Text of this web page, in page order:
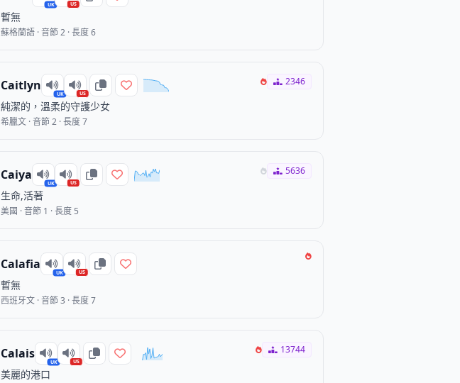
UK US
暫無
蘇格蘭語 · 音節 2 · 長度 6
Caitlyn
UK US
純潔的，溫柔的守護少女
希臘文 · 音節 2 · 長度 7
2346
Caiya
UK US
生命,活著
美國 · 音節 1 · 長度 5
5636
Calafia
UK US
暫無
西班牙文 · 音節 3 · 長度 7
Calais
UK US
美麗的港口
13744